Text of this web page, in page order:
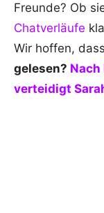
Freunde? Ob
Chatverläufe
Wir hoffen,
gelesen? Nach
verteidigt